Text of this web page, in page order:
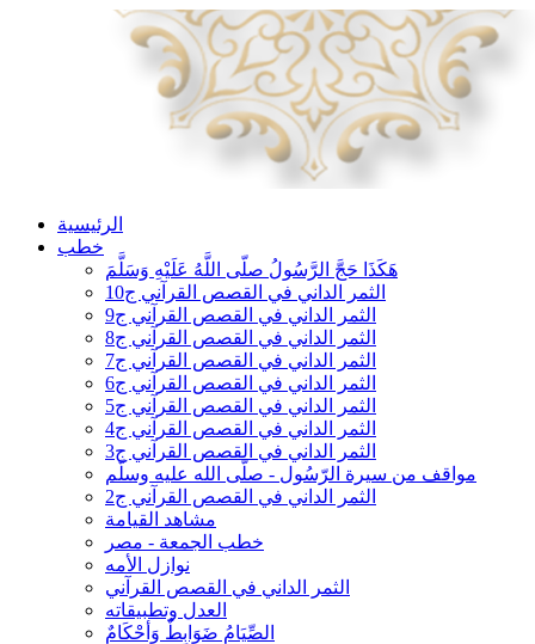
الرئيسية
خطب
هَكَذَا حَجَّ الرَّسُولُ صلّى اللَّهُ عَلَيْهِ وَسَلَّمَ
الثمر الداني في القصص القرآني ج10
الثمر الداني في القصص القرآني ج9
الثمر الداني في القصص القرآني ج8
الثمر الداني في القصص القرآني ج7
الثمر الداني في القصص القرآني ج6
الثمر الداني في القصص القرآني ج5
الثمر الداني في القصص القرآني ج4
الثمر الداني في القصص القرآني ج3
مواقف من سيرة الرّسُول - صلّى الله عليه وسلّم
الثمر الداني في القصص القرآني ج2
مشاهد القيامة
خطب الجمعة - مصر
نوازل الأمه
الثمر الداني في القصص القرآني
العدل وتطبيقاته
الصِّيَامُ ضَوَابِطٌ وَأحْكَامٌ